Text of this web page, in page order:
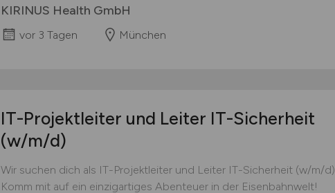
KIRINUS Health GmbH
vor 3 Tagen München
IT-Projektleiter und Leiter IT-Sicherheit
(w/m/d)
Wir suchen dich als IT-Projektleiter und Leiter IT-Sicherheit (w/m/d)
Komm mit auf ein einzigartiges Abenteuer in der Eisenbahnwelt!